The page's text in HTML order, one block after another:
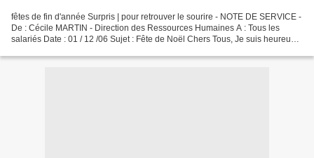
fêtes de fin d'année Surpris | pour retrouver le sourire - NOTE DE SERVICE -
De : Cécile MARTIN - Direction des Ressources Humaines A : Tous les
salariés Date : 01 / 12 /06 Sujet : Fête de Noël Chers Tous, Je suis heureuse